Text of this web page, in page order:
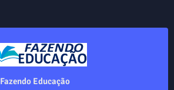
Fazendo Educação